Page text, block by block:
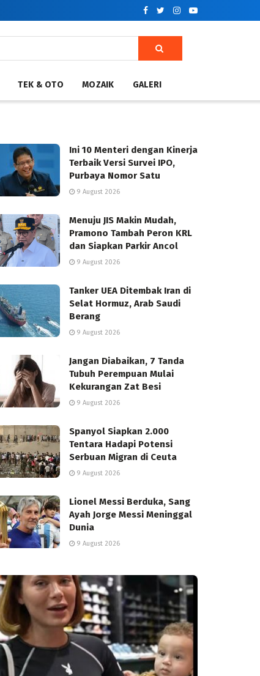
TEK & OTO MOZAIK GALERI
Ini 10 Menteri dengan Kinerja
Terbaik Versi Survei IPO,
Purbaya Nomor Satu
9 August 2026
Menuju JIS Makin Mudah,
Pramono Tambah Peron KRL
dan Siapkan Parkir Ancol
9 August 2026
Tanker UEA Ditembak Iran di
Selat Hormuz, Arab Saudi
Berang
9 August 2026
Jangan Diabaikan, 7 Tanda
Tubuh Perempuan Mulai
Kekurangan Zat Besi
9 August 2026
Spanyol Siapkan 2.000
Tentara Hadapi Potensi
Serbuan Migran di Ceuta
9 August 2026
Lionel Messi Berduka, Sang
Ayah Jorge Messi Meninggal
Dunia
9 August 2026